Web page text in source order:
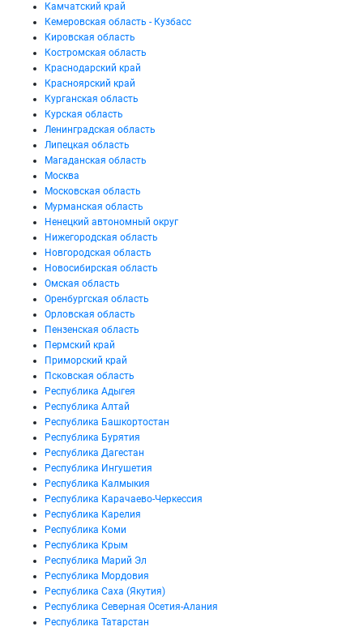
Камчатский край
Кемеровская область - Кузбасс
Кировская область
Костромская область
Краснодарский край
Красноярский край
Курганская область
Курская область
Ленинградская область
Липецкая область
Магаданская область
Москва
Московская область
Мурманская область
Ненецкий автономный округ
Нижегородская область
Новгородская область
Новосибирская область
Омская область
Оренбургская область
Орловская область
Пензенская область
Пермский край
Приморский край
Псковская область
Республика Адыгея
Республика Алтай
Республика Башкортостан
Республика Бурятия
Республика Дагестан
Республика Ингушетия
Республика Калмыкия
Республика Карачаево-Черкессия
Республика Карелия
Республика Коми
Республика Крым
Республика Марий Эл
Республика Мордовия
Республика Саха (Якутия)
Республика Северная Осетия-Алания
Республика Татарстан